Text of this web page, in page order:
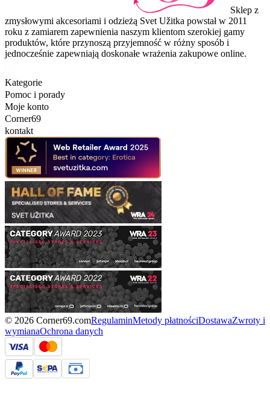
Sklep z
zmysłowymi akcesoriami i odzieżą Svet Užitka powstał w 2011
roku z zamiarem zapewnienia naszym klientom szerokiej gamy
produktów, które przynoszą przyjemność w różny sposób i
jednocześnie zapewniają doskonałe wrażenia zakupowe online.
Kategorie
Pomoc i porady
Moje konto
Corner69
kontakt
© 2026 Corner69.comRegulaminMetody płatnościDostawaZwroty i
wymianaOchrona danych